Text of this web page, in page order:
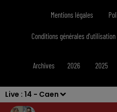
Live : 14 - Caen
Mentions légales
Conditions générales d'utilisation
Archives 2026 2025